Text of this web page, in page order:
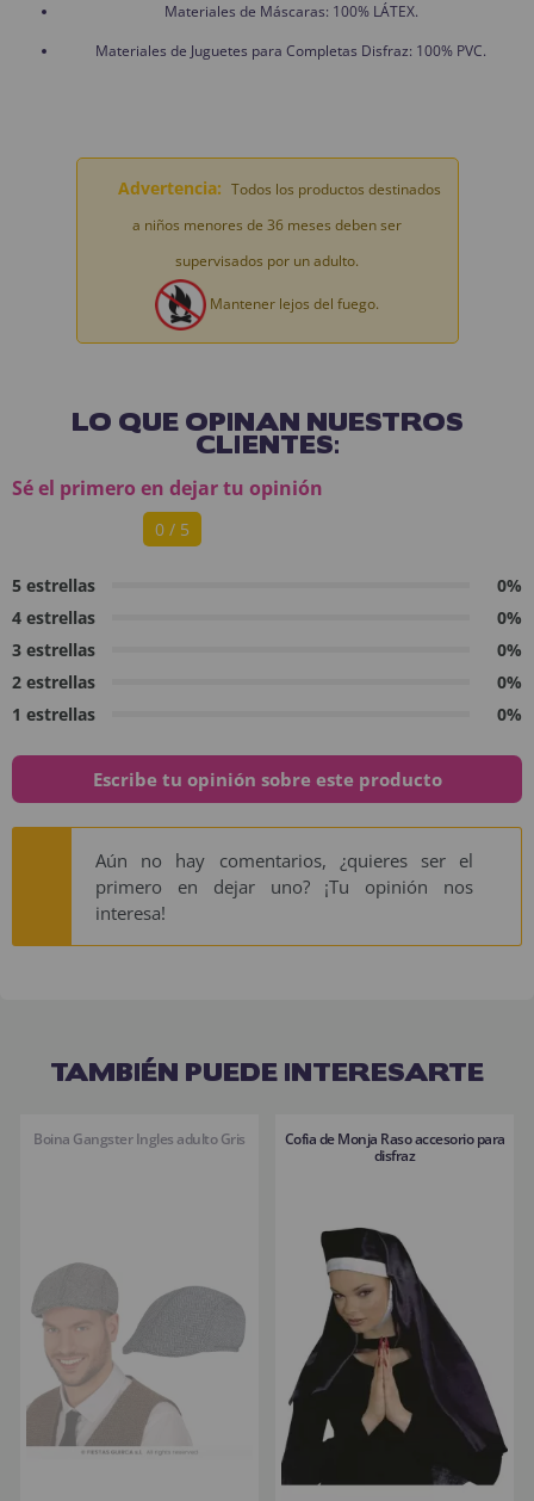
Materiales de Máscaras: 100% LÁTEX.
Materiales de Juguetes para Completas Disfraz: 100% PVC.
Advertencia: Todos los productos destinados
a niños menores de 36 meses deben ser
supervisados por un adulto.
Mantener lejos del fuego.
LO QUE OPINAN NUESTROS
CLIENTES:
Sé el primero en dejar tu opinión
0 / 5
5 estrellas
0%
4 estrellas
0%
3 estrellas
0%
2 estrellas
0%
1 estrellas
0%
Escribe tu opinión sobre este producto
Aún no hay comentarios, ¿quieres ser el
primero en dejar uno? ¡Tu opinión nos
interesa!
TAMBIÉN PUEDE INTERESARTE
Boina Gangster Ingles adulto Gris
Cofia de Monja Raso accesorio para
disfraz